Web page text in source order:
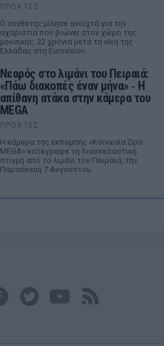
ΠΡΟΧΤΈΣ
Ο συνθέτης μίλησε ανοιχτά για την
αχαριστία που βιώνει στον χώρο της
μουσικής, 22 χρόνια μετά τη νίκη της
Ελλάδας στη Eurovision.
Νεαρός στο λιμάνι του Πειραιά:
«Πάω διακοπές έναν μήνα» ‑ Η
απίθανη ατάκα στην κάμερα του
MEGA
ΠΡΟΧΤΈΣ
Η κάμερα της εκπομπής «Κοινωνία Ώρα
MEGA» κατέγραψε τη διασκεδαστική
στιγμή από το λιμάνι του Πειραιά, την
Παρασκευή 7 Αυγούστου.